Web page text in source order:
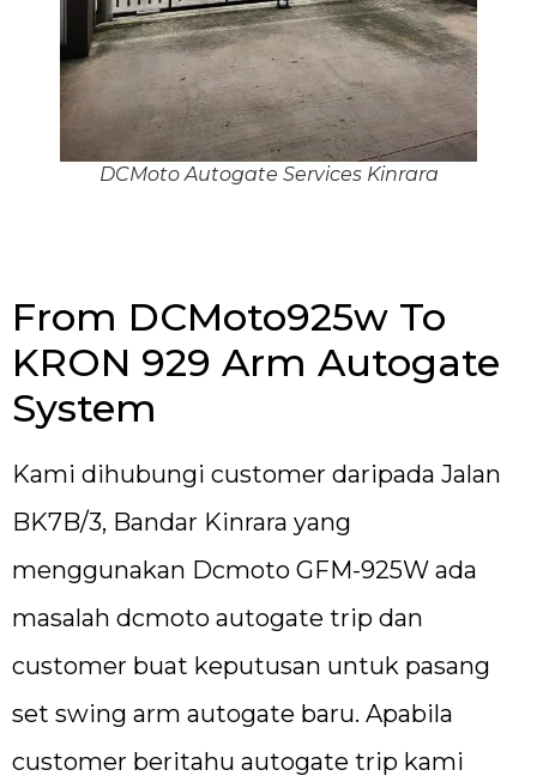
DCMoto Autogate Services Kinrara
From DCMoto925w To
KRON 929 Arm Autogate
System
Kami dihubungi customer daripada Jalan
BK7B/3, Bandar Kinrara yang
menggunakan Dcmoto GFM-925W ada
masalah dcmoto autogate trip dan
customer buat keputusan untuk pasang
set swing arm autogate baru. Apabila
customer beritahu autogate trip kami